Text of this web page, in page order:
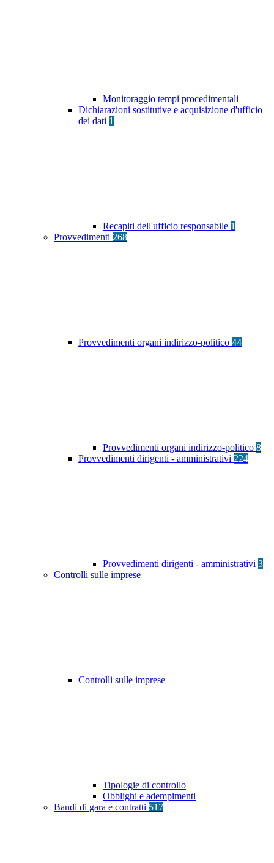
Monitoraggio tempi procedimentali
Dichiarazioni sostitutive e acquisizione d'ufficio
dei dati 1
Recapiti dell'ufficio responsabile 1
Provvedimenti 268
Provvedimenti organi indirizzo-politico 44
Provvedimenti organi indirizzo-politico 8
Provvedimenti dirigenti - amministrativi 224
Provvedimenti dirigenti - amministrativi 3
Controlli sulle imprese
Controlli sulle imprese
Tipologie di controllo
Obblighi e adempimenti
Bandi di gara e contratti 517